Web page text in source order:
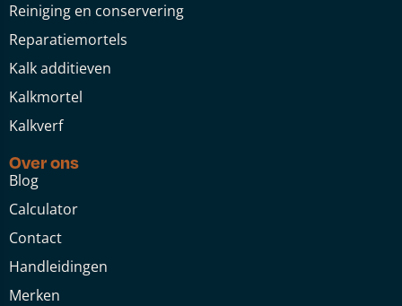
Reiniging en conservering
Reparatiemortels
Kalk additieven
Kalkmortel
Kalkverf
Over ons
Blog
Calculator
Contact
Handleidingen
Merken